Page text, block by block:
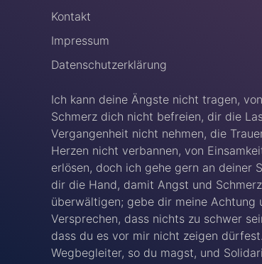
Kontakt
Impressum
Datenschutzerklärung
Ich kann deine Ängste nicht tragen,
Schmerz dich nicht befreien, dir die
Vergangenheit nicht nehmen, die
Herzen nicht verbannen, von
erlösen, doch ich gehe gern an deiner
dir die Hand, damit Angst und
überwältigen; gebe dir meine Achtung
Versprechen, dass nichts zu schwer
dass du es vor mir nicht zeigen
Wegbegleiter, so du magst, und